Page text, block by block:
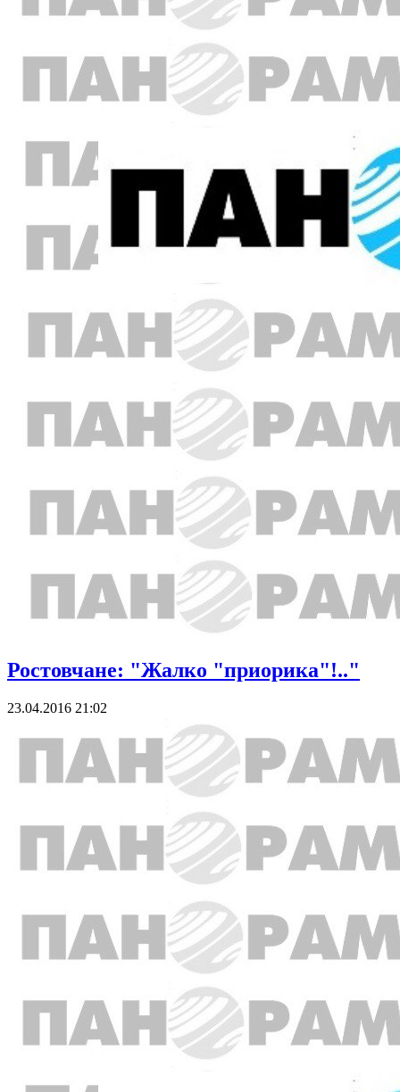
Ростовчане: "Жалко "приорика"!.."
23.04.2016 21:02